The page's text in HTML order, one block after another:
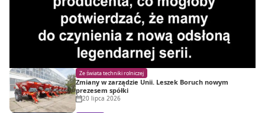
Ze świata techniki rolniczej
Zmiany w zarządzie Unii. Leszek Boruch nowym
prezesem spółki
20 lipca 2026